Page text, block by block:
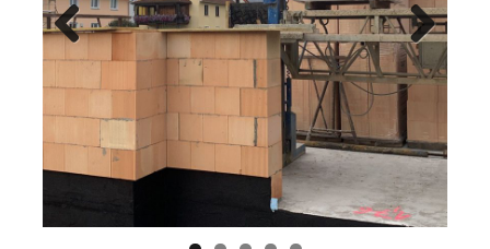
Previ
ous
Next